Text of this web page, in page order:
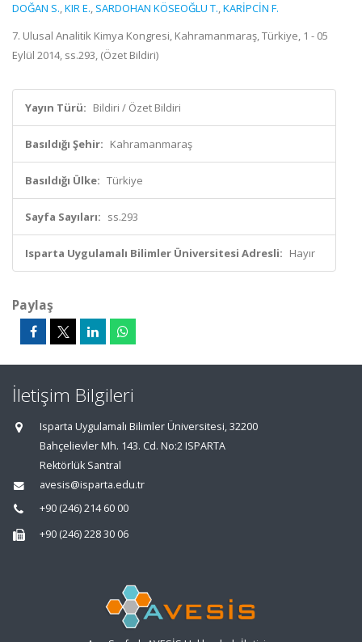
DOĞAN S.,KIR E., SARDOHAN KÖSEOĞLU T.,KARİPCİN F.
7. Ulusal Analitik Kimya Kongresi, Kahramanmaraş, Türkiye, 1 - 05
Eylül 2014, ss.293, (Özet Bildiri)
Yayın Türü: Bildiri / Özet Bildiri
Basıldığı Şehir: Kahramanmaraş
Basıldığı Ülke: Türkiye
Sayfa Sayıları: ss.293
Isparta Uygulamalı Bilimler Üniversitesi Adresli: Hayır
Paylaş
İletişim Bilgileri
Isparta Uygulamalı Bilimler Üniversitesi, 32200
Bahçelievler Mh. 143. Cd. No:2 ISPARTA
Rektörlük Santral
avesis@isparta.edu.tr
+90 (246) 214 60 00
+90 (246) 228 30 06